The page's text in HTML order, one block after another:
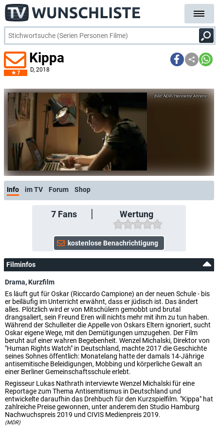
7
Kippa
D, 2018
NDR/Henriette Ahrens
Info im TV Forum Shop
7Fans Wertung
Filminfos
Drama,Kurzfilm
Es läuft gut für Oskar (Riccardo Campione) an der neuen Schule - bis
er beiläufig im Unterricht erwähnt, dass er jüdisch ist. Das ändert
alles. Plötzlich wird er von Mitschülern gemobbt und brutal
drangsaliert, sein Freund Eren will nichts mehr mit ihm zu tun haben.
Während der Schulleiter die Appelle von Oskars Eltern ignoriert, sucht
Oskar eigene Wege, mit den Demütigungen umzugehen. Der Film
beruht auf einer wahren Begebenheit. Wenzel Michalski, Direktor von
"Human Rights Watch" in Deutschland, machte 2017 die Geschichte
seines Sohnes öffentlich: Monatelang hatte der damals 14-Jährige
antisemitische Beleidigungen, Mobbing und körperliche Gewalt an
einer Berliner Gemeinschaftsschule erlebt.
Regisseur Lukas Nathrath interviewte Wenzel Michalski für eine
Reportage zum Thema Antisemitismus in Deutschland und
entwickelte daraufhin das Drehbuch für den Kurzspielfilm. "Kippa" hat
zahlreiche Preise gewonnen, unter anderem den Studio Hamburg
Nachwuchspreis 2019 und CIVIS Medienpreis 2019.
(MDR)